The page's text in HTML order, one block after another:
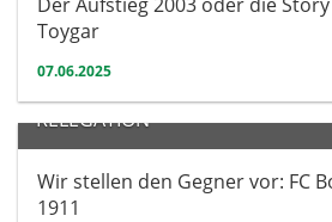
Toygar
07.06.2025
Herren
RELEGATION
Wir stellen den Gegner vor: FC
1911